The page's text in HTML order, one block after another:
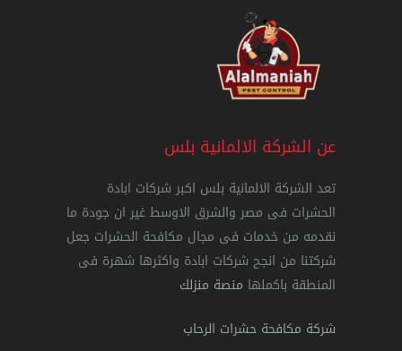
عن الشركة الالمانية بلس
تعد الشركة الالمانية بلس اكبر شركات ابادة
الحشرات فى مصر والشرق الاوسط غير ان جودة ما
نقدمه من خدمات فى مجال مكافحة الحشرات جعل
شركتنا من انجح شركات ابادة واكثرها شهرة فى
المنطقة باكملها منصة منزلك
شركة مكافحة حشرات الرحاب